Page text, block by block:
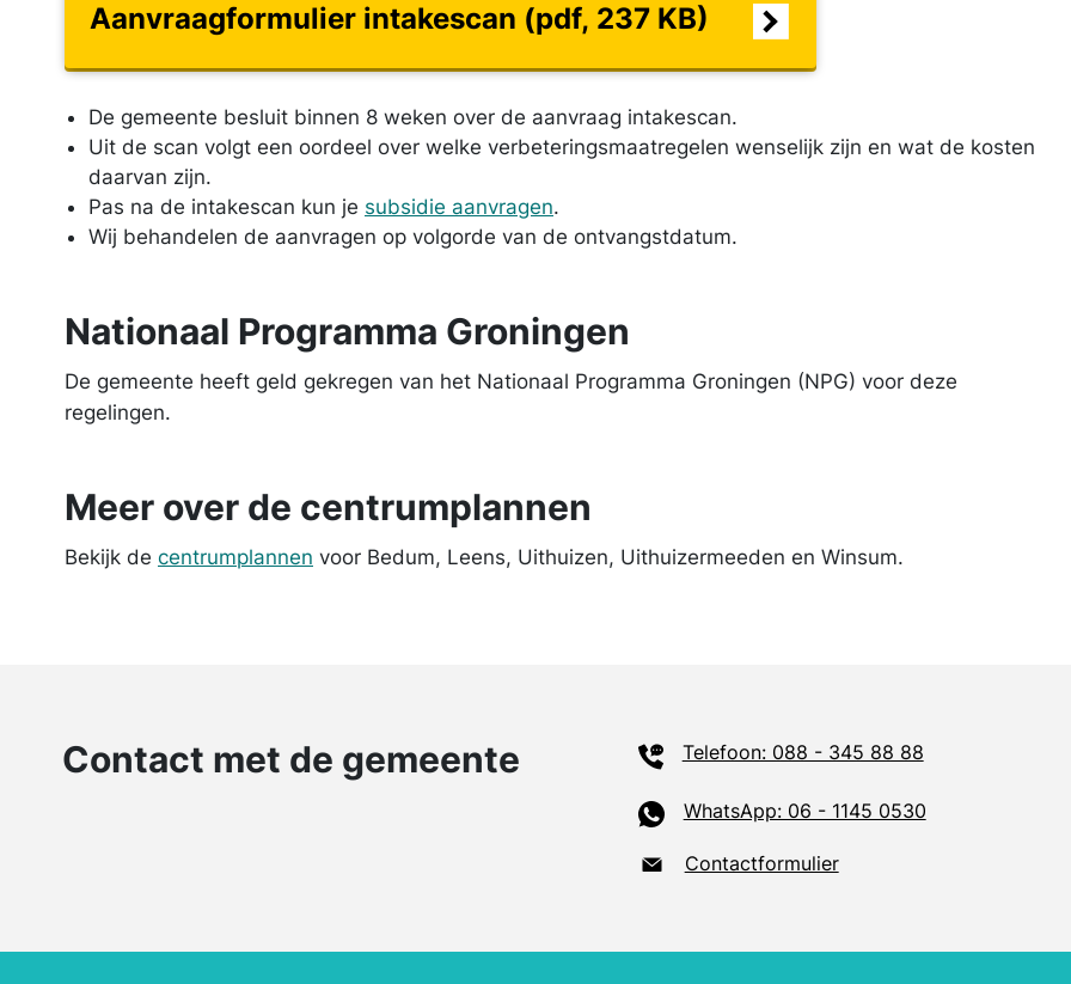
Aanvraagformulier intakescan (pdf, 237 KB)
De gemeente besluit binnen 8 weken over de aanvraag intakescan.
Uit de scan volgt een oordeel over welke verbeteringsmaatregelen wenselijk zijn en wat de kosten
daarvan zijn.
Pas na de intakescan kun je subsidie aanvragen.
Wij behandelen de aanvragen op volgorde van de ontvangstdatum.
Nationaal Programma Groningen
De gemeente heeft geld gekregen van het Nationaal Programma Groningen (NPG) voor deze
regelingen.
Meer over de centrumplannen
Bekijk de centrumplannen voor Bedum, Leens, Uithuizen, Uithuizermeeden en Winsum.
Contact met de gemeente Telefoon: 088 - 345 88 88
WhatsApp: 06 - 1145 0530
Contactformulier